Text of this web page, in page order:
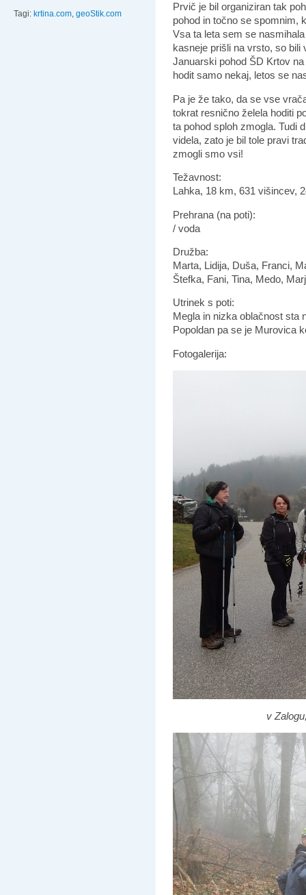
Tagi: krtina.com, geoStik.com
Prvič je bil organiziran tak
pohod in točno se spomnim,
Vsa ta leta sem se
kasneje prišli na vrsto, so
Januarski pohod ŠD Krtov
hodit samo nekaj, letos se
Pa je že tako, da se vse
tokrat resnično želela hoditi
ta pohod sploh zmogla. Tudi
videla, zato je bil tole pravi
zmogli smo vsi!
Težavnost:
Lahka, 18 km, 631 višincev,
Prehrana (na poti):
/ voda
Družba:
Marta, Lidija, Duša, Franci,
Štefka, Fani, Tina, Medo,
Utrinek s poti:
Megla in nizka oblačnost sta
Popoldan pa se je Murovica
Fotogalerija:
v